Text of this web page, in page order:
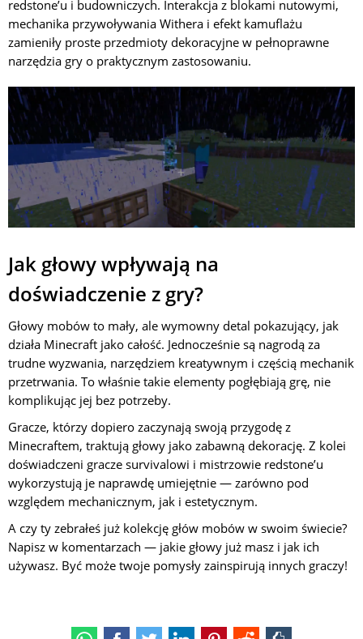
redstone’u i budowniczych. Interakcja z blokami nutowymi,
mechanika przywoływania Withera i efekt kamuflażu
zamieniły proste przedmioty dekoracyjne w pełnoprawne
narzędzia gry o praktycznym zastosowaniu.
Jak głowy wpływają na
doświadczenie z gry?
Głowy mobów to mały, ale wymowny detal pokazujący, jak
działa Minecraft jako całość. Jednocześnie są nagrodą za
trudne wyzwania, narzędziem kreatywnym i częścią mechanik
przetrwania. To właśnie takie elementy pogłębiają grę, nie
komplikując jej bez potrzeby.
Gracze, którzy dopiero zaczynają swoją przygodę z
Minecraftem, traktują głowy jako zabawną dekorację. Z kolei
doświadczeni gracze survivalowi i mistrzowie redstone’u
wykorzystują je naprawdę umiejętnie — zarówno pod
względem mechanicznym, jak i estetycznym.
A czy ty zebrałeś już kolekcję głów mobów w swoim świecie?
Napisz w komentarzach — jakie głowy już masz i jak ich
używasz. Być może twoje pomysły zainspirują innych graczy!